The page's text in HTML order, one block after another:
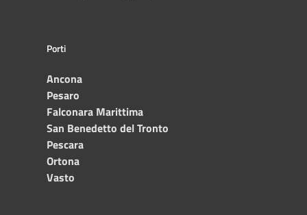
Porti
Ancona
Pesaro
Falconara Marittima
San Benedetto del Tronto
Pescara
Ortona
Vasto